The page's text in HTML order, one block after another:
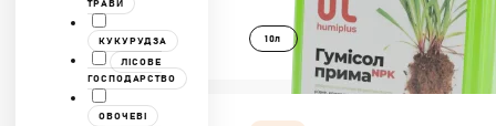
ТРАВИ
КУКУРУДЗА
ЛІСОВЕ
ГОСПОДАРСТВО
ОВОЧЕВІ
10л